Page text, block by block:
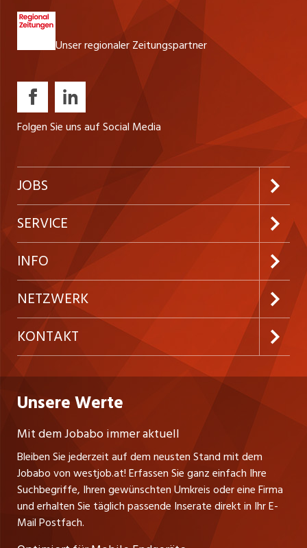
Unser regionaler Zeitungspartner
Folgen Sie uns auf Social Media
JOBS
Jobabo abonnieren
Neue Stellen
Festanstellungen
Temporäre Jobs
Praktika
Lehrstellen
Führungspositionen
Management / Kader-Jobs
SERVICE
Kundenlogin
Inserieren
Firmen
Personalvermittler
INFO
Preise und Leistungen
AGB
Datenschutzerklärung
Impressum
NETZWERK
ostjob.ch
jobzüri.ch
jobmittelland.ch
jobbern.ch
jobbasel.ch
zentraljob.ch
KONTAKT
Gutenbergstrasse 1
A-6858 Schwarzach
Stefan Spötl
Tel. +43 664 39 47 47 7
Leiter westjob.at
Andrea Graf
Tel. +43 664 20 30 02 1
Verkauf und Beratung
Unsere Werte
Mit dem Jobabo immer aktuell
Bleiben Sie jederzeit auf dem neusten Stand mit dem
Jobabo von westjob.at! Erfassen Sie ganz einfach Ihre
Suchbegriffe, Ihren gewünschten Umkreis oder eine Firma
und erhalten Sie täglich passende Inserate direkt in Ihr E-
Mail Postfach.